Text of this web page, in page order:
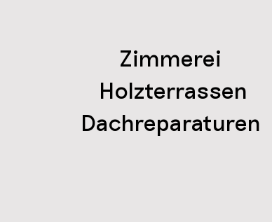
Zimmerei
Holzterrassen
Dachreparaturen